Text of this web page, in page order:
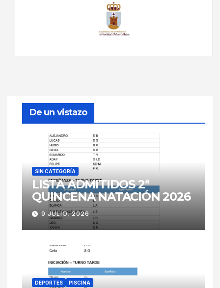
De un vistazo
SIN CATEGORÍA
LISTA ADMITIDOS 2ª
QUINCENA NATACIÓN 2026
9 JULIO, 2026
DEPORTES PISCINA